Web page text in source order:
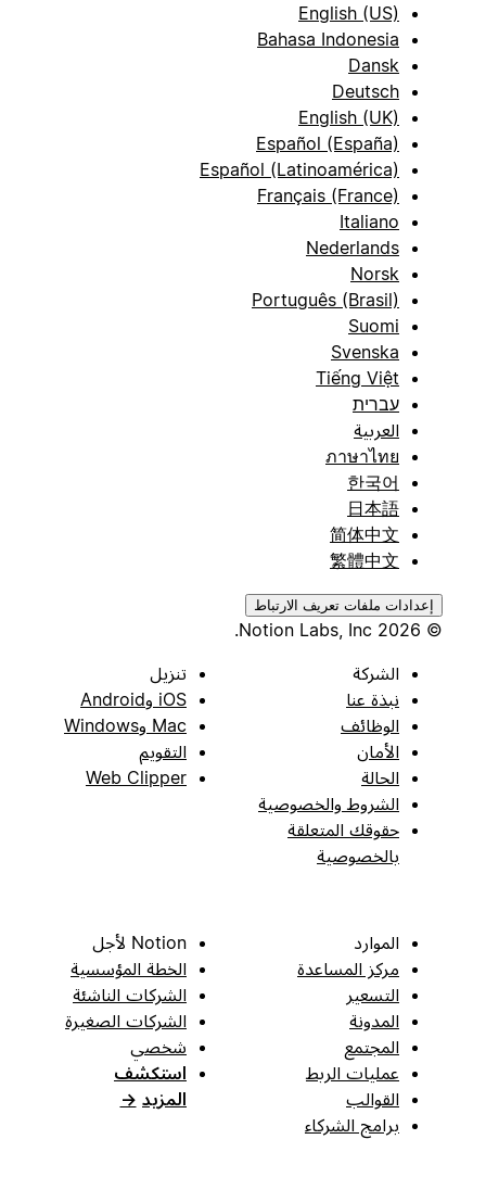
English (US)
Bahasa Indonesia
Dansk
Deutsch
English (UK)
Español (España)
Español (Latinoamérica)
Français (France)
Italiano
Nederlands
Norsk
Português (Brasil)
Suomi
Svenska
Tiếng Việt
עברית
العربية
ภาษาไทย
한국어
日本語
简体中文
繁體中文
إعدادات ملفات تعريف الارتباط
© 2026 Notion Labs, Inc.
الشركة
نبذة عنا
الوظائف
الأمان
الحالة
الشروط والخصوصية
حقوقك المتعلقة
بالخصوصية
تنزيل
iOS وAndroid
Mac وWindows
التقويم
Web Clipper
الموارد
مركز المساعدة
التسعير
المدونة
المجتمع
عمليات الربط
القوالب
برامج الشركاء
Notion لأجل
الخطة المؤسسية
الشركات الناشئة
الشركات الصغيرة
شخصي
استكشف
المزيد →